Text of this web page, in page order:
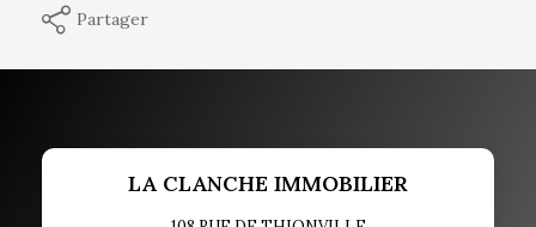
Partager
LA CLANCHE IMMOBILIER